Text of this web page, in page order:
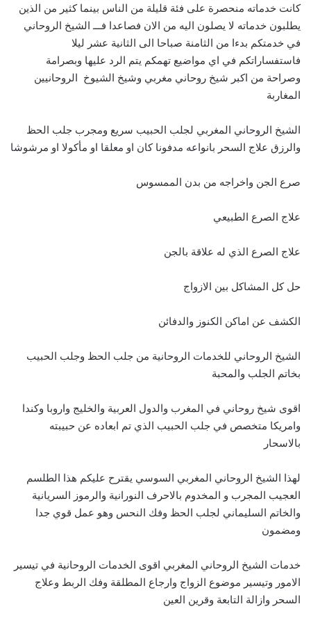
كانت خدماته منحصرة على فئة قليلة من الناس بينما كثير من الذين
يطلبون خدماته لا يصلون اليه من الان فصاعدا فـــ الشيخ الروحاني
في خدمتكم بدءا من الثامنة صباحا الى الثانية عشر ليلا
فاستفساراتكم في اي مواضيع تهمكم يتم الرد عليها وبصرامة
وصراحة من اكبر شيخ روحاني مغربي وشيخ الشيوخ الروحانيين
المغاربة
الشيخ الروحاني المغربي لجلب الحبيب سريع ومجرب جلب الحظ
والرزق علاج السحر بانواعه مدفونا كان او معلقا او مأكولا او مرشوشا
صرع الجن واخراجه من بدن الممسوس
علاج الصرع الطبيعي
علاج الصرع الذي له علاقة بالجن
حل كل المشاكل بين الازواج
الكشف عن اماكن الكنوز والدفائن
الشيخ الروحاني للخدمات الروحانية من جلب الحظ وجلب الحبيب
بخاتم الجلب والمحبة
اقوى شيخ روحاني في المغرب والدول العربية والخليج واروبا وكندا
وامريكا متخصص في جلب الحبيب الذي تم ابعاده عن حبيبته
بالاسحار
لهذا الشيخ الروحاني المغربي السوسي يقترح عليكم هذا الطلسم
العجيب المجرب و المخدوم بالاحرف النورانية والرموز السريانية
والخاتم السليماني لجلب الحظ وفك النحس وهو عمل قوي جدا
ومضمون
خدمات الشيخ الروحاني المغربي اقوى الخدمات الروحانية في تيسير
الامور وتيسير موضوع الزواج وارجاع المطلقة وفك الربط وعلاج
السحر وازالة التابعة وقرين العين